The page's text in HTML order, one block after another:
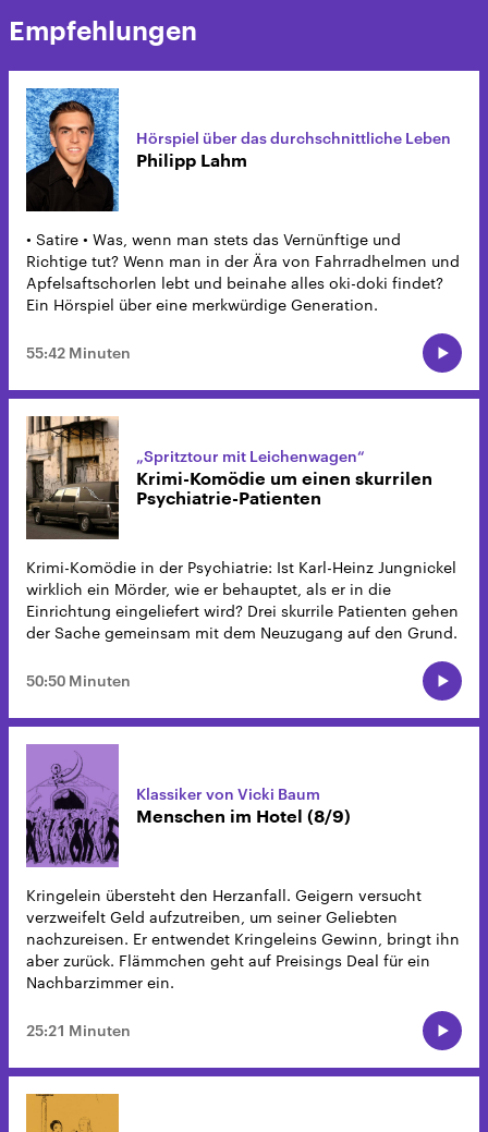
Empfehlungen
Hörspiel über das durchschnittliche Leben
Philipp Lahm
• Satire • Was, wenn man stets das Vernünftige und
Richtige tut? Wenn man in der Ära von Fahrradhelmen und
Apfelsaftschorlen lebt und beinahe alles oki-doki findet?
Ein Hörspiel über eine merkwürdige Generation.
55:42 Minuten
„Spritztour mit Leichenwagen“
Krimi-Komödie um einen skurrilen
Psychiatrie-Patienten
Krimi-Komödie in der Psychiatrie: Ist Karl-Heinz Jungnickel
wirklich ein Mörder, wie er behauptet, als er in die
Einrichtung eingeliefert wird? Drei skurrile Patienten gehen
der Sache gemeinsam mit dem Neuzugang auf den Grund.
50:50 Minuten
Klassiker von Vicki Baum
Menschen im Hotel (8/9)
Kringelein übersteht den Herzanfall. Geigern versucht
verzweifelt Geld aufzutreiben, um seiner Geliebten
nachzureisen. Er entwendet Kringeleins Gewinn, bringt ihn
aber zurück. Flämmchen geht auf Preisings Deal für ein
Nachbarzimmer ein.
25:21 Minuten